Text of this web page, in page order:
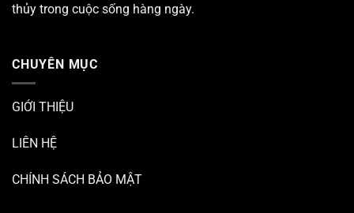
thủy trong cuộc sống hàng ngày.
CHUYÊN MỤC
GIỚI THIỆU
LIÊN HỆ
CHÍNH SÁCH BẢO MẬT